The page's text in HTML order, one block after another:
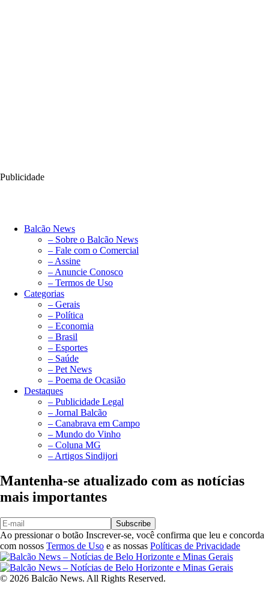
Publicidade
Balcão News
– Sobre o Balcão News
– Fale com o Comercial
– Assine
– Anuncie Conosco
– Termos de Uso
Categorias
– Gerais
– Política
– Economia
– Brasil
– Esportes
– Saúde
– Pet News
– Poema de Ocasião
Destaques
– Publicidade Legal
– Jornal Balcão
– Canabrava em Campo
– Mundo do Vinho
– Coluna MG
– Artigos Sindijori
Mantenha-se atualizado com as notícias
mais importantes
Subscribe
Ao pressionar o botão Inscrever-se, você confirma que leu e concorda
com nossos Termos de Uso e as nossas Políticas de Privacidade
© 2026 Balcão News. All Rights Reserved.